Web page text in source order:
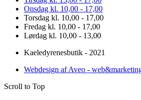
Onsdag kl. 10,00 - 17,00
Torsdag kl. 10,00 - 17,00
Fredag kl. 10,00 - 17,00
Lørdag kl. 10,00 - 13,00
Kaeledyrenesbutik - 2021
Webdesign af Aveo -
Scroll to Top